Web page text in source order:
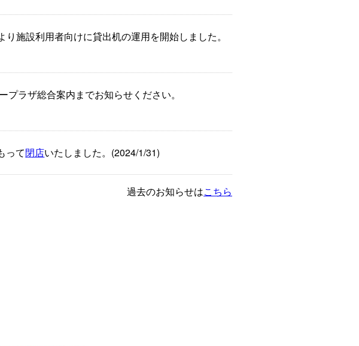
施設利用者向けに貸出机の運用を開始しました。
プラザ総合案内までお知らせください。
って閉店いたしました。(2024/1/31)
過去のお知らせはこちら